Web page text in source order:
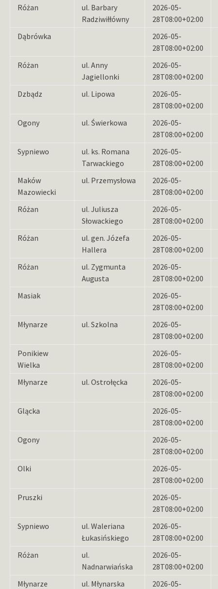
Różan
ul. Barbary
Radziwiłłówny
2026-05-
28T08:00+02:00
Dąbrówka
2026-05-
28T08:00+02:00
Różan
ul. Anny
Jagiellonki
2026-05-
28T08:00+02:00
Dzbądz
ul. Lipowa
2026-05-
28T08:00+02:00
Ogony
ul. Świerkowa
2026-05-
28T08:00+02:00
Sypniewo
ul. ks. Romana
Tarwackiego
2026-05-
28T08:00+02:00
Maków
Mazowiecki
ul. Przemysłowa
2026-05-
28T08:00+02:00
Różan
ul. Juliusza
Słowackiego
2026-05-
28T08:00+02:00
Różan
ul. gen. Józefa
Hallera
2026-05-
28T08:00+02:00
Różan
ul. Zygmunta
Augusta
2026-05-
28T08:00+02:00
Masiak
2026-05-
28T08:00+02:00
Młynarze
ul. Szkolna
2026-05-
28T08:00+02:00
Ponikiew
Wielka
2026-05-
28T08:00+02:00
Młynarze
ul. Ostrołęcka
2026-05-
28T08:00+02:00
Glącka
2026-05-
28T08:00+02:00
Ogony
2026-05-
28T08:00+02:00
Olki
2026-05-
28T08:00+02:00
Pruszki
2026-05-
28T08:00+02:00
Sypniewo
ul. Waleriana
Łukasińskiego
2026-05-
28T08:00+02:00
Różan
ul.
Nadnarwiańska
2026-05-
28T08:00+02:00
Młynarze
ul. Młynarska
2026-05-